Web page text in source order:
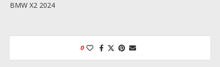
BMW X2 2024
0